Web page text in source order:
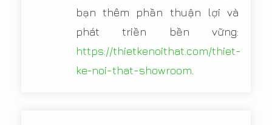
bạn thêm phần thuận lợi và
phát triền bền vững:
https://thietkenoithat.com/thiet-
ke-noi-that-showroom